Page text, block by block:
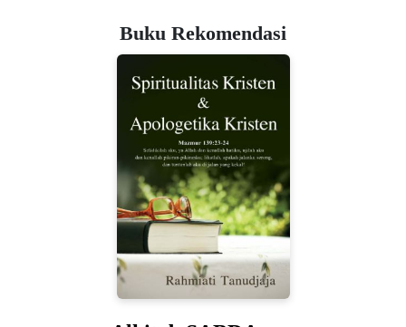
Buku Rekomendasi